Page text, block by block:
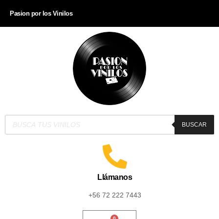
Pasion por los Vinilos
BUSCAR
Llámanos
+56 72 222 7443